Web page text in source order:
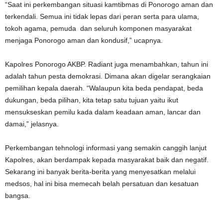
“Saat ini perkembangan situasi kamtibmas di Ponorogo aman dan
terkendali. Semua ini tidak lepas dari peran serta para ulama,
tokoh agama, pemuda dan seluruh komponen masyarakat
menjaga Ponorogo aman dan kondusif,” ucapnya.
Kapolres Ponorogo AKBP. Radiant juga menambahkan, tahun ini
adalah tahun pesta demokrasi. Dimana akan digelar serangkaian
pemilihan kepala daerah. “Walaupun kita beda pendapat, beda
dukungan, beda pilihan, kita tetap satu tujuan yaitu ikut
mensukseskan pemilu kada dalam keadaan aman, lancar dan
damai,” jelasnya.
Perkembangan tehnologi informasi yang semakin canggih lanjut
Kapolres, akan berdampak kepada masyarakat baik dan negatif.
Sekarang ini banyak berita-berita yang menyesatkan melalui
medsos, hal ini bisa memecah belah persatuan dan kesatuan
bangsa.